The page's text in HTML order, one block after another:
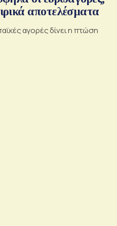
αποτελέσματα
αγορές δίνει η πτώση